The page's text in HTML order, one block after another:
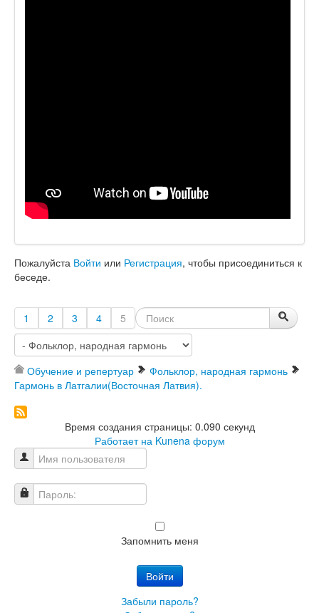
Пожалуйста Войти или Регистрация, чтобы присоединиться к
беседе.
1 2 3 4 5
Обучение и репертуар
Фольклор, народная гармонь
Гармонь в Латгалии(Восточная Латвия).
Время создания страницы: 0.090 секунд
Работает на Kunena форум
Имя пользователя
Пароль:
Запомнить меня
Войти
Забыли пароль?